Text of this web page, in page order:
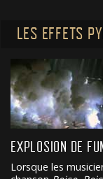
LES EFFETS
EXPLOSION DE
Lorsque les